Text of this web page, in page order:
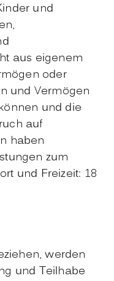
und
aus eigenem
oder
und Vermögen
und die
auf
haben
zum
und Freizeit: 18
werden
und Teilhabe